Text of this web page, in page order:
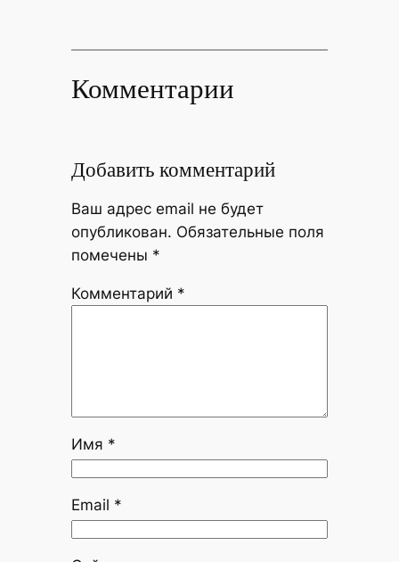
Комментарии
Добавить комментарий
Ваш адрес email не будет
опубликован. Обязательные поля
помечены *
Комментарий *
Имя *
Email *